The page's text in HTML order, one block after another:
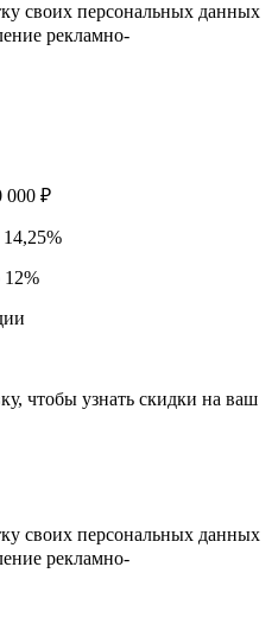
своих персональных данных
рекламно-
000 ₽
12%
чтобы узнать скидки на ваш
своих персональных данных
рекламно-